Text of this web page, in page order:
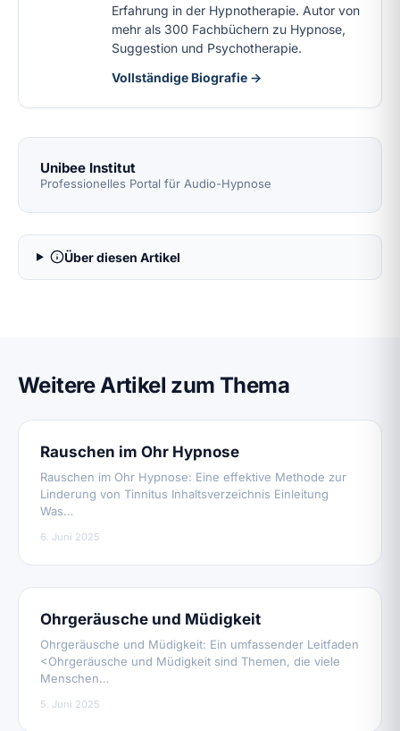
Erfahrung in der Hypnotherapie. Autor von
mehr als 300 Fachbüchern zu Hypnose,
Suggestion und Psychotherapie.
Vollständige Biografie →
Unibee Institut
Professionelles Portal für Audio-Hypnose
Über diesen Artikel
Weitere Artikel zum Thema
Rauschen im Ohr Hypnose
Rauschen im Ohr Hypnose: Eine effektive Methode zur
Linderung von Tinnitus Inhaltsverzeichnis Einleitung
Was…
6. Juni 2025
Ohrgeräusche und Müdigkeit
Ohrgeräusche und Müdigkeit: Ein umfassender Leitfaden
<Ohrgeräusche und Müdigkeit sind Themen, die viele
Menschen…
5. Juni 2025